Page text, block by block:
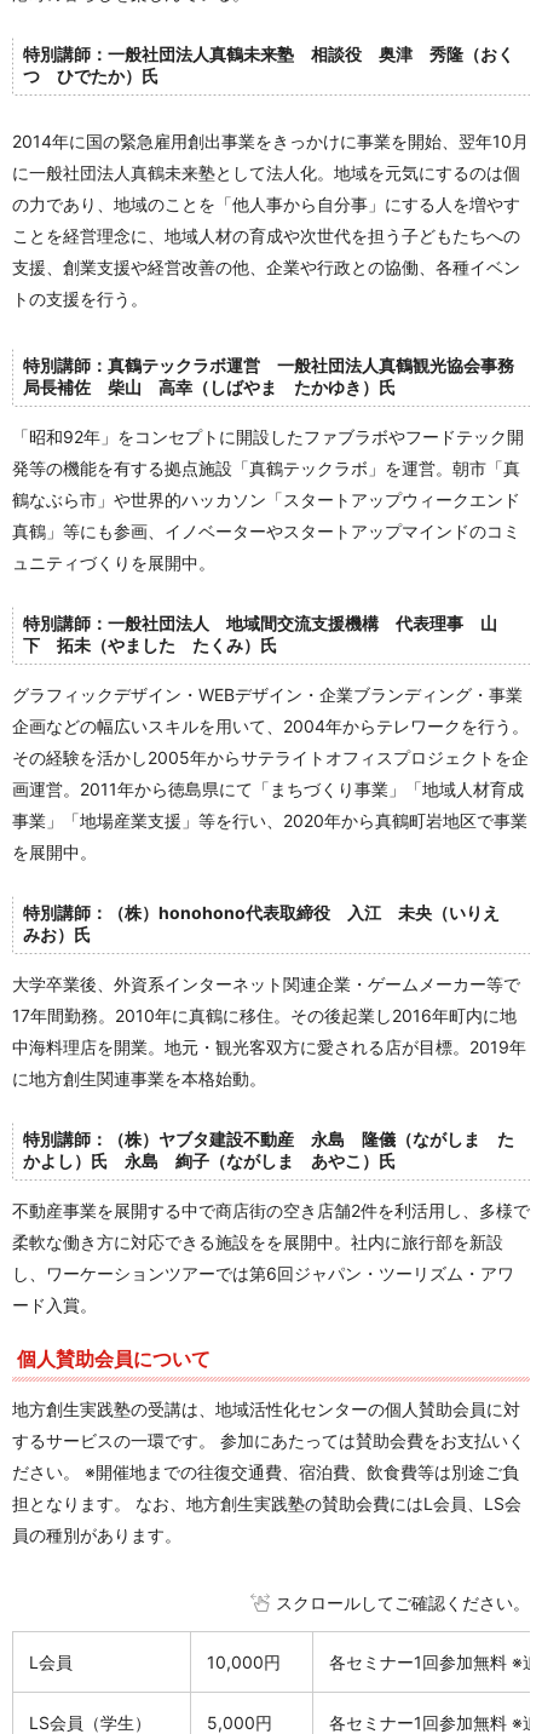
特別講師：一般社団法人真鶴未来塾 相談役 奥津 秀隆（おく
つ ひでたか）氏
2014年に国の緊急雇用創出事業をきっかけに事業を開始、翌年10月
に一般社団法人真鶴未来塾として法人化。地域を元気にするのは個
の力であり、地域のことを「他人事から自分事」にする人を増やす
ことを経営理念に、地域人材の育成や次世代を担う子どもたちへの
支援、創業支援や経営改善の他、企業や行政との協働、各種イベン
トの支援を行う。
特別講師：真鶴テックラボ運営 一般社団法人真鶴観光協会事務
局長補佐 柴山 高幸（しばやま たかゆき）氏
「昭和92年」をコンセプトに開設したファブラボやフードテック開
発等の機能を有する拠点施設「真鶴テックラボ」を運営。朝市「真
鶴なぶら市」や世界的ハッカソン「スタートアップウィークエンド
真鶴」等にも参画、イノベーターやスタートアップマインドのコミ
ュニティづくりを展開中。
特別講師：一般社団法人 地域間交流支援機構 代表理事 山
下 拓未（やました たくみ）氏
グラフィックデザイン・WEBデザイン・企業ブランディング・事業
企画などの幅広いスキルを用いて、2004年からテレワークを行う。
その経験を活かし2005年からサテライトオフィスプロジェクトを企
画運営。2011年から徳島県にて「まちづくり事業」「地域人材育成
事業」「地場産業支援」等を行い、2020年から真鶴町岩地区で事業
を展開中。
特別講師：（株）honohono代表取締役 入江 未央（いりえ
みお）氏
大学卒業後、外資系インターネット関連企業・ゲームメーカー等で
17年間勤務。2010年に真鶴に移住。その後起業し2016年町内に地
中海料理店を開業。地元・観光客双方に愛される店が目標。2019年
に地方創生関連事業を本格始動。
特別講師：（株）ヤブタ建設不動産 永島 隆儀（ながしま た
かよし）氏 永島 絢子（ながしま あやこ）氏
不動産事業を展開する中で商店街の空き店舗2件を利活用し、多様で
柔軟な働き方に対応できる施設をを展開中。社内に旅行部を新設
し、ワーケーションツアーでは第6回ジャパン・ツーリズム・アワ
ード入賞。
個人賛助会員について
地方創生実践塾の受講は、地域活性化センターの個人賛助会員に対
するサービスの一環です。 参加にあたっては賛助会費をお支払いく
ださい。 ※開催地までの往復交通費、宿泊費、飲食費等は別途ご負
担となります。 なお、地方創生実践塾の賛助会費にはL会員、LS会
員の種別があります。
スクロールしてご確認ください。
L会員 10,000円 各セミナー1回参加無料 ※
LS会員（学生） 5,000円 各セミナー1回参加無料 ※